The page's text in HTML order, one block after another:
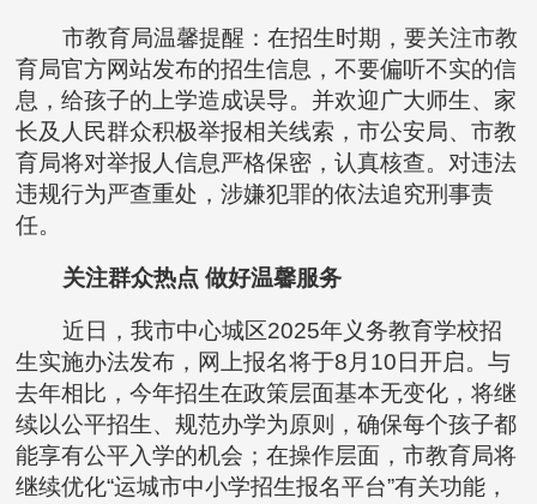
市教育局温馨提醒：在招生时期，要关注市教
育局官方网站发布的招生信息，不要偏听不实的信
息，给孩子的上学造成误导。并欢迎广大师生、家
长及人民群众积极举报相关线索，市公安局、市教
育局将对举报人信息严格保密，认真核查。对违法
违规行为严查重处，涉嫌犯罪的依法追究刑事责
任。
关注群众热点 做好温馨服务
近日，我市中心城区2025年义务教育学校招
生实施办法发布，网上报名将于8月10日开启。与
去年相比，今年招生在政策层面基本无变化，将继
续以公平招生、规范办学为原则，确保每个孩子都
能享有公平入学的机会；在操作层面，市教育局将
继续优化“运城市中小学招生报名平台”有关功能，